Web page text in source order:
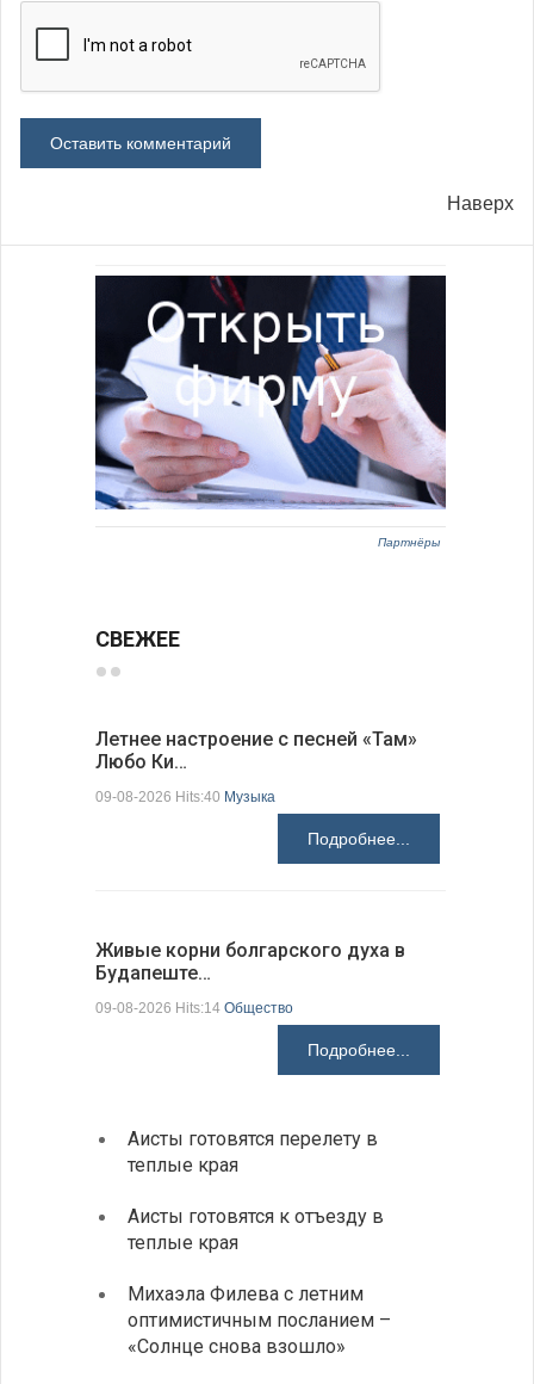
Наверх
Партнёры
СВЕЖЕЕ
Летнее настроение с песней «Там»
Любо Ки…
09-08-2026 Hits:40 Музыка
Подробнее...
Живые корни болгарского духа в
Будапеште…
09-08-2026 Hits:14 Общество
Подробнее...
Аисты готовятся перелету в
теплые края
Аисты готовятся к отъезду в
теплые края
Михаэла Филева с летним
оптимистичным посланием –
«Солнце снова взошло»